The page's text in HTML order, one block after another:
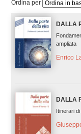
Ordina per
DALLA
ampliata
Enrico
DALLA
Itinerari di